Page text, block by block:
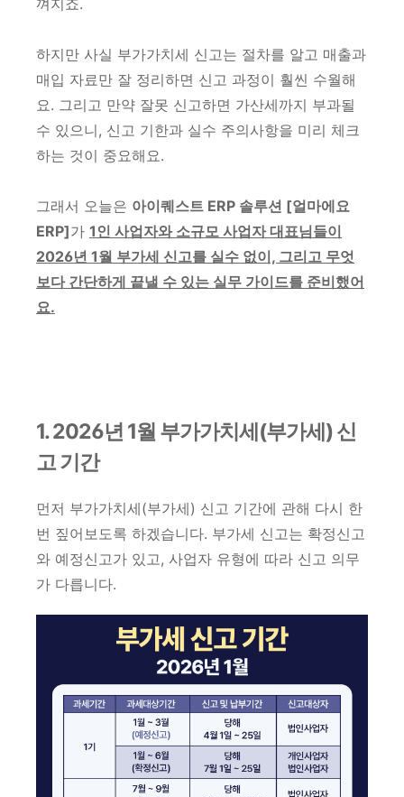
하지만 사실 부가가치세 신고는 절차를 알고 매출과
매입 자료만 잘 정리하면 신고 과정이 훨씬 수월해
요. 그리고 만약 잘못 신고하면 가산세까지 부과될
수 있으니, 신고 기한과 실수 주의사항을 미리 체크
하는 것이 중요해요.
그래서 오늘은 아이퀘스트 ERP 솔루션 [얼마에요
ERP]가 1인 사업자와 소규모 사업자 대표님들이
2026년 1월 부가세 신고를 실수 없이, 그리고 무엇
보다 간단하게 끝낼 수 있는 실무 가이드를 준비했어
요.
1. 2026년 1월 부가가치세(부가세) 신
고 기간
먼저 부가가치세(부가세) 신고 기간에 관해 다시 한
번 짚어보도록 하겠습니다. 부가세 신고는 확정신고
와 예정신고가 있고, 사업자 유형에 따라 신고 의무
가 다릅니다.